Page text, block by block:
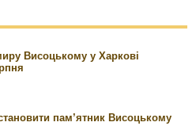
Висоцькому у Харкові
пам’ятник Висоцькому